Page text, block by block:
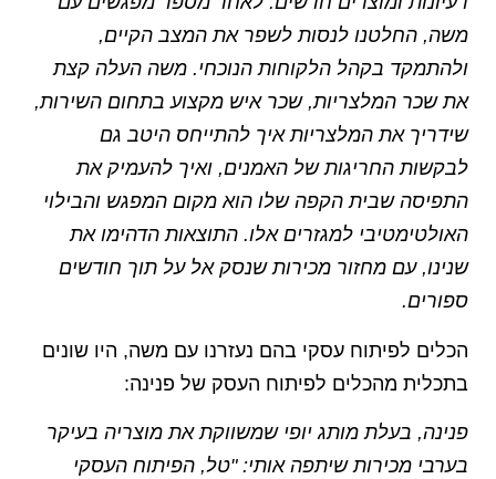
משה, החלטנו לנסות לשפר את המצב הקיים,
ולהתמקד בקהל הלקוחות הנוכחי. משה העלה קצת
את שכר המלצריות, שכר איש מקצוע בתחום השירות,
שידריך את המלצריות איך להתייחס היטב גם
לבקשות החריגות של האמנים, ואיך להעמיק את
התפיסה שבית הקפה שלו הוא מקום המפגש והבילוי
האולטימטיבי למגזרים אלו. התוצאות הדהימו את
שנינו, עם מחזור מכירות שנסק אל על תוך חודשים
ספורים.
הכלים לפיתוח עסקי בהם נעזרנו עם משה, היו שונים
בתכלית מהכלים לפיתוח העסק של פנינה:
פנינה, בעלת מותג יופי שמשווקת את מוצריה בעיקר
בערבי מכירות שיתפה אותי: "טל, הפיתוח העסקי